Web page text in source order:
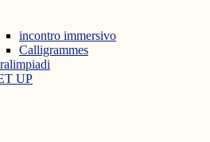
incontro immersivo
Calligrammes
UP